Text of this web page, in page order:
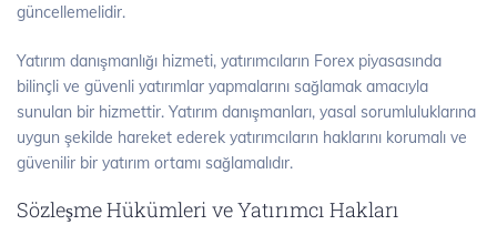
güncellemelidir.
Yatırım danışmanlığı hizmeti, yatırımcıların Forex piyasasında
bilinçli ve güvenli yatırımlar yapmalarını sağlamak amacıyla
sunulan bir hizmettir. Yatırım danışmanları, yasal sorumluluklarına
uygun şekilde hareket ederek yatırımcıların haklarını korumalı ve
güvenilir bir yatırım ortamı sağlamalıdır.
Sözleşme Hükümleri ve Yatırımcı Hakları